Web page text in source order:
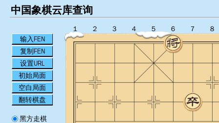
中国象棋云库查询
输入FEN
复制FEN
设置URL
初始局面
空白局面
翻转棋盘
黑方走棋
１ ２ ３ ４ ５ ６ ７ ８